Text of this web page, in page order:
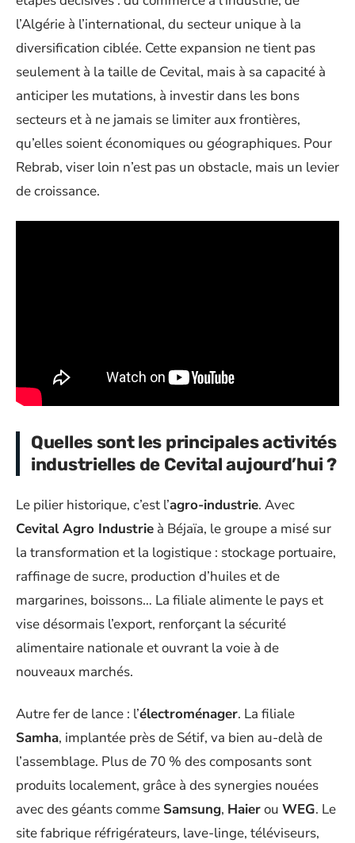
l’Algérie à l’international, du secteur unique à la
diversification ciblée. Cette expansion ne tient pas
seulement à la taille de Cevital, mais à sa capacité à
anticiper les mutations, à investir dans les bons
secteurs et à ne jamais se limiter aux frontières,
qu’elles soient économiques ou géographiques. Pour
Rebrab, viser loin n’est pas un obstacle, mais un levier
de croissance.
Quelles sont les principales activités
industrielles de Cevital aujourd’hui ?
Le pilier historique, c’est l’agro-industrie. Avec
Cevital Agro Industrie à Béjaïa, le groupe a misé sur
la transformation et la logistique : stockage portuaire,
raffinage de sucre, production d’huiles et de
margarines, boissons… La filiale alimente le pays et
vise désormais l’export, renforçant la sécurité
alimentaire nationale et ouvrant la voie à de
nouveaux marchés.
Autre fer de lance : l’électroménager. La filiale
Samha, implantée près de Sétif, va bien au-delà de
l’assemblage. Plus de 70 % des composants sont
produits localement, grâce à des synergies nouées
avec des géants comme Samsung, Haierou WEG. Le
site fabrique réfrigérateurs, lave-linge, téléviseurs,